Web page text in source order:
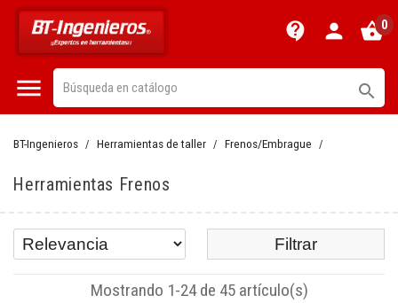
contact_support person shopping_basket0
 
BT-Ingenieros Herramientas de taller Frenos/Embrague
Herramientas Frenos
Filtrar
Mostrando 1-24 de 45 artículo(s)